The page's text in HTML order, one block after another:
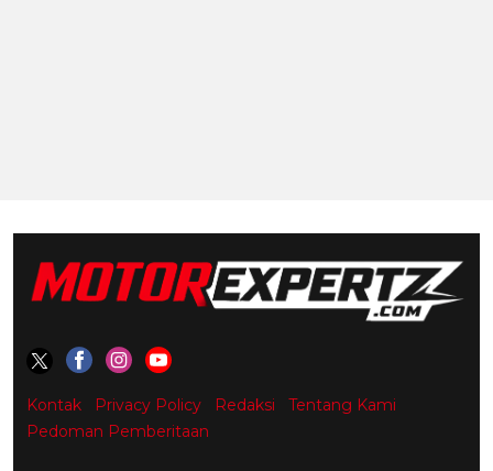
Kontak Privacy Policy Redaksi
Tentang Kami
Pedoman Pemberitaan